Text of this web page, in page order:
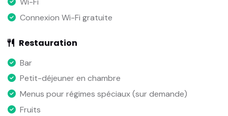
Connexion Wi-Fi gratuite
Restauration
Bar
Petit-déjeuner en chambre
Menus pour régimes spéciaux (sur demande)
Fruits